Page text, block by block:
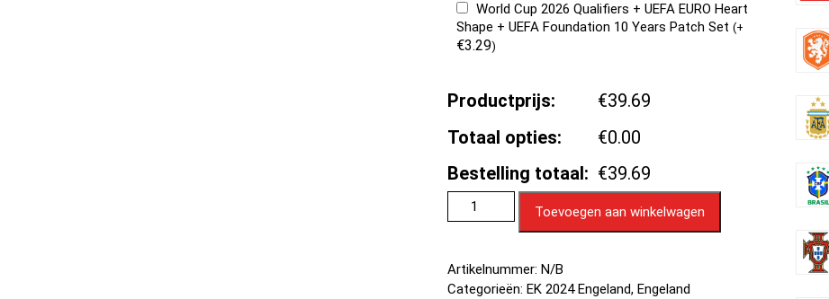
World Cup 2026 Qualifiers + UEFA EURO Heart
Shape + UEFA Foundation 10 Years Patch Set (+
€3.29)
Productprijs:
€39.69
Totaal opties:
€0.00
Bestelling totaal: €39.69
Toevoegen aan winkelwagen
Artikelnummer: N/B
Categorieën: EK 2024 Engeland, Engeland